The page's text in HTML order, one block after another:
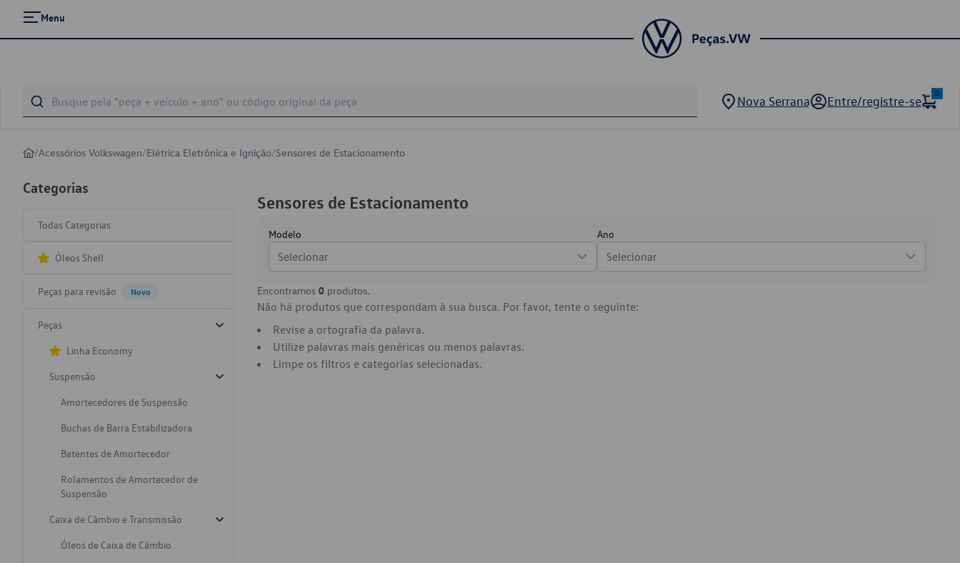
Menu
Nova Serrana Entre/registre-se
0
/Acessórios Volkswagen/Elétrica Eletrônica e Ignição/Sensores de Estacionamento
Categorias
Todas Categorias
Óleos Shell
Peças para revisão Novo
Peças
Linha Economy
Suspensão
Amortecedores de Suspensão
Buchas de Barra Estabilizadora
Batentes de Amortecedor
Rolamentos de Amortecedor de
Suspensão
Caixa de Câmbio e Transmissão
Óleos de Caixa de Câmbio
Sensores de Estacionamento
Modelo
Selecionar
Ano
Selecionar
Encontramos 0 produtos.
Não há produtos que correspondam à sua busca. Por favor, tente o seguinte:
Revise a ortografia da palavra.
Utilize palavras mais genéricas ou menos palavras.
Limpe os filtros e categorias selecionadas.